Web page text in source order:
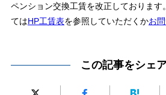
ペンション交換工賃を改正しております
てはHP工賃表を参照していただくかお
この記事をシェ